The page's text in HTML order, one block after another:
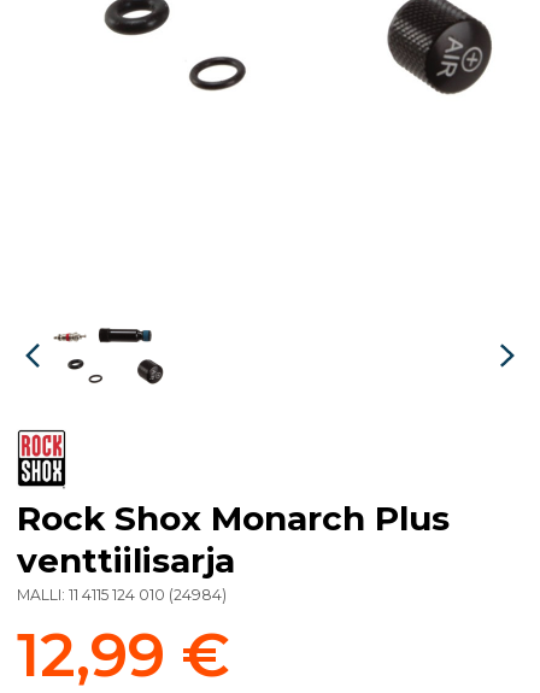
Rock Shox Monarch Plus
venttiilisarja
MALLI: 11 4115 124 010 (24984)
12,99 €